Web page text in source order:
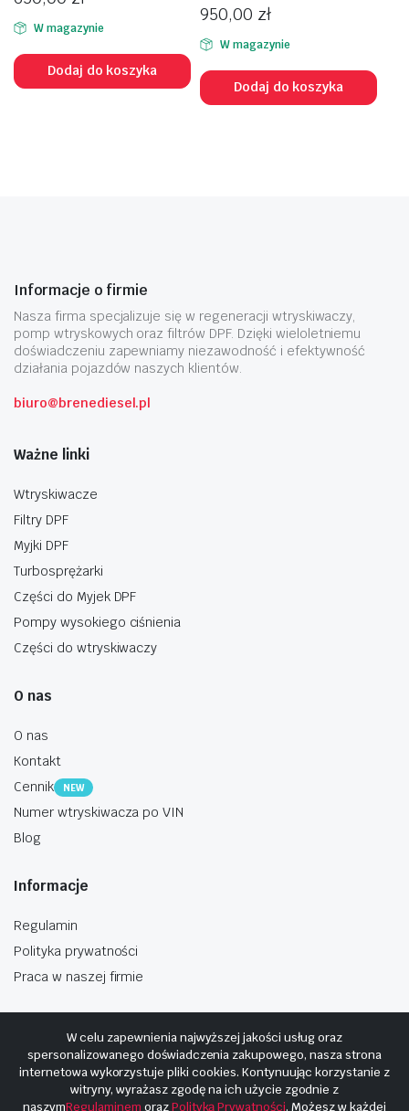
W magazynie
Dodaj do koszyka
950,00 zł
W magazynie
Dodaj do koszyka
Informacje o firmie
Nasza firma specjalizuje się w regeneracji wtryskiwaczy,
pomp wtryskowych oraz filtrów DPF. Dzięki wieloletniemu
doświadczeniu zapewniamy niezawodność i efektywność
działania pojazdów naszych klientów.
biuro@brenediesel.pl
Ważne linki
Wtryskiwacze
Filtry DPF
Myjki DPF
Turbosprężarki
Części do Myjek DPF
Pompy wysokiego ciśnienia
Części do wtryskiwaczy
O nas
O nas
Kontakt
Cennik
NEW
Numer wtryskiwacza po VIN
Blog
Informacje
Regulamin
Polityka prywatności
Praca w naszej firmie
Copyright © 2025Hosting i budowa Cyberplaneta.pl
W celu zapewnienia najwyższej jakości usług oraz
spersonalizowanego doświadczenia zakupowego, nasza strona
internetowa wykorzystuje pliki cookies. Kontynuując korzystanie z
witryny, wyrażasz zgodę na ich użycie zgodnie z
naszymRegulaminem orazPolityką Prywatności. Możesz w każdej